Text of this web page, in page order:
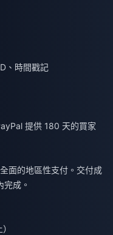
、時間戳記
提供 180 天的買家
面的地區性支付。交付成
成。